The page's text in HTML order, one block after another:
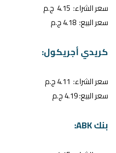
سعر الشراء: 4.15 ج.م
سعر البيع: 4.18 ج.م
كريدي أجريكول:
سعر الشراء: 4.11 ج.م
سعر البيع: 4.19 ج.م
بنك ABK: